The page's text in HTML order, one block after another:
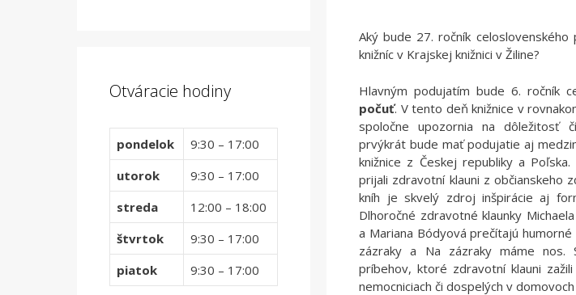
Aký bude 27. ročník
knižníc v Krajskej knižnici v Žiline?
Hlavným podujatím bude 6. ročník
počuť. V tento deň knižnice v
spoločne upozornia na dôležitosť
prvýkrát bude mať podujatie aj
knižnice z Českej republiky a
prijali zdravotní klauni z občianskeho
kníh je skvelý zdroj inšpirácie aj
Dlhoročné zdravotné klaunky
a Mariana Bódyová prečítajú
zázraky a Na zázraky máme nos.
príbehov, ktoré zdravotní klauni
nemocniciach či dospelých v
Otváracie hodiny
pondelok
9:30 – 17:00
utorok
9:30 – 17:00
streda
12:00 – 18:00
štvrtok
9:30 – 17:00
piatok
9:30 – 17:00